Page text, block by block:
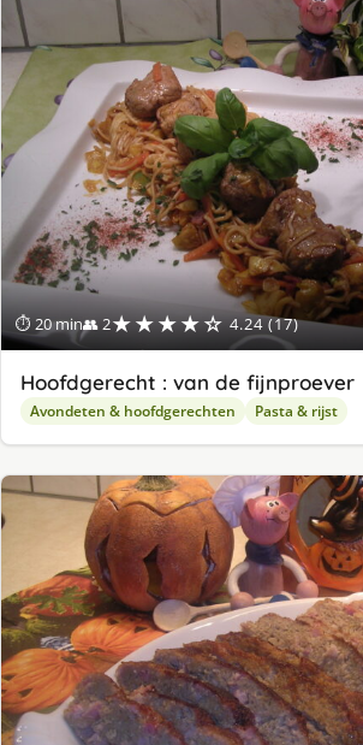
⏱ 20 min👥 2★★★★☆ 4.24 (17)
Hoofdgerecht : van de fijnproever
Avondeten & hoofdgerechten Pasta & rijst